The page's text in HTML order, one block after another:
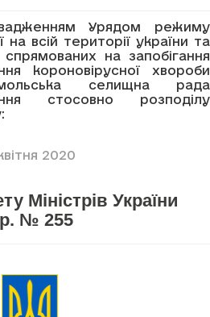
Урядом режиму
на всій території україни та
спрямованих на запобігання
короновірусної хвороби
селищна рада
стосовно розподілу
2020
Міністрів України
р. № 255